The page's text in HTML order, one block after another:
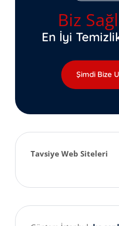
Biz
En İyi
Şimdi Bize
Tavsiye Web Siteleri